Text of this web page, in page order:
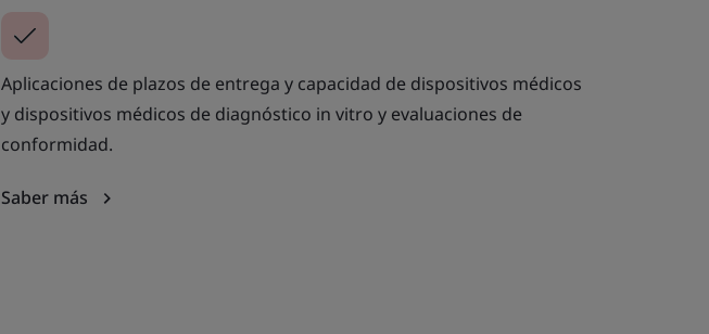
Aplicaciones de plazos de entrega y capacidad de dispositivos médicos
y dispositivos médicos de diagnóstico in vitro y evaluaciones de
conformidad.
Saber más